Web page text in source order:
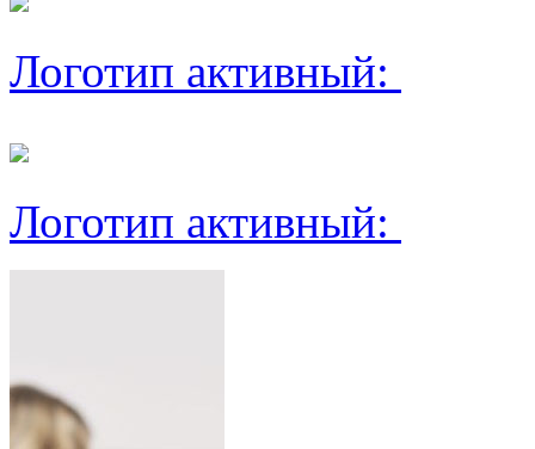
Логотип активный:
Логотип активный: